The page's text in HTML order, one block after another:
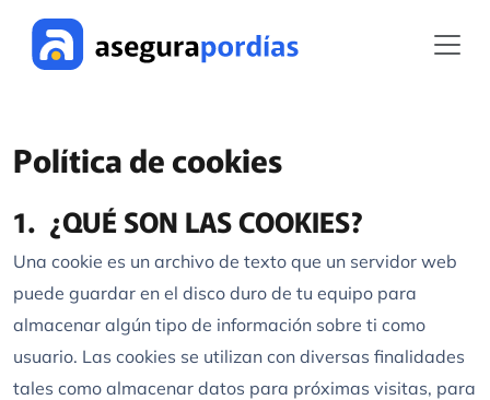
Política de cookies
1. ¿QUÉ SON LAS COOKIES?
Una cookie es un archivo de texto que un servidor web
puede guardar en el disco duro de tu equipo para
almacenar algún tipo de información sobre ti como
usuario. Las cookies se utilizan con diversas finalidades
tales como almacenar datos para próximas visitas, para